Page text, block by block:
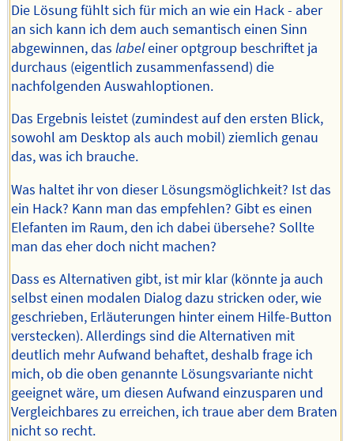
Die Lösung fühlt sich für mich an wie ein Hack - aber
an sich kann ich dem auch semantisch einen Sinn
abgewinnen, daslabeleiner optgroup beschriftet ja
durchaus (eigentlich zusammenfassend) die
nachfolgenden Auswahloptionen.
Das Ergebnis leistet (zumindest auf den ersten Blick,
sowohl am Desktop als auch mobil) ziemlich genau
das, was ich brauche.
Was haltet ihr von dieser Lösungsmöglichkeit? Ist das
ein Hack? Kann man das empfehlen? Gibt es einen
Elefanten im Raum, den ich dabei übersehe? Sollte
man das eher doch nicht machen?
Dass es Alternativen gibt, ist mir klar (könnte ja auch
selbst einen modalen Dialog dazu stricken oder, wie
geschrieben, Erläuterungen hinter einem Hilfe-Button
verstecken). Allerdings sind die Alternativen mit
deutlich mehr Aufwand behaftet, deshalb frage ich
mich, ob die oben genannte Lösungsvariante nicht
geeignet wäre, um diesen Aufwand einzusparen und
Vergleichbares zu erreichen, ich traue aber dem Braten
nicht so recht.